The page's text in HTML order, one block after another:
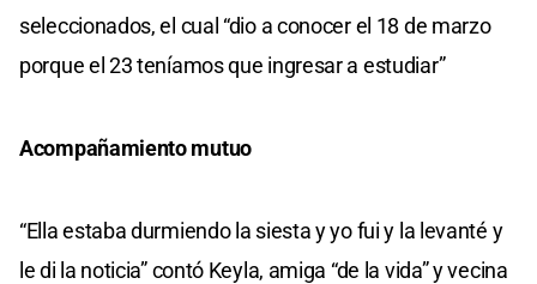
seleccionados, el cual “dio a conocer el 18 de marzo
porque el 23 teníamos que ingresar a estudiar”
Acompañamiento mutuo
“Ella estaba durmiendo la siesta y yo fui y la levanté y
le di la noticia” contó Keyla, amiga “de la vida” y vecina